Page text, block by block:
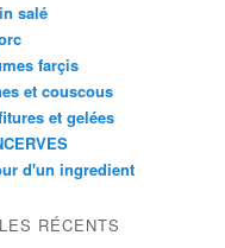
salé
farçis
et couscous
et gelées
d'un ingredient
RÉCENTS